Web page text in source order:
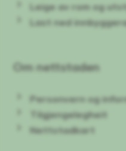
Leige av rom og
Last ned
Om nettstaden
Personvern og
Tilgjengelegheit
Nettstadkart